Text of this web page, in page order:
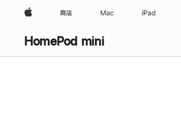
Apple 商店 Mac iPad
HomePod mini